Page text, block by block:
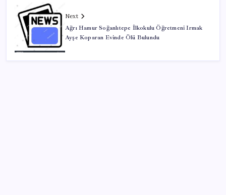
Next
Ağrı Hamur Soğanlıtepe İlkokulu Öğretmeni Irmak
Ayşe Koparan Evinde Ölü Bulundu